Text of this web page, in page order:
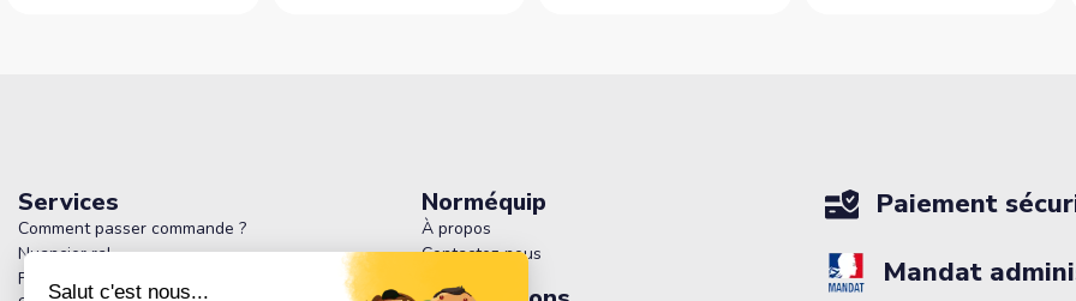
Services
Comment passer commande ?
Nuancier ral
FAQ - Tout savoir sur Normequip : Produits,
Norméquip
À propos
Contactez-nous
Paiement
Mandat